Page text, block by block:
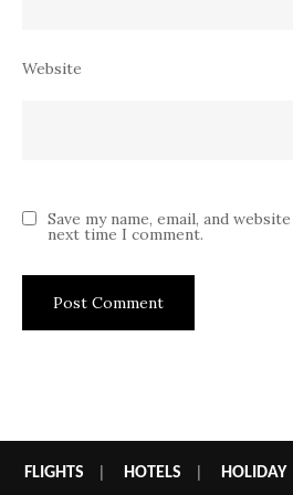
Website
Save my name, email, and
next time I comment.
FLIGHTS HOTELS HOLIDAY